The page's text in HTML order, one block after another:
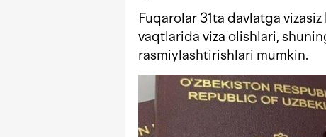
Fuqarolar 31ta davlatga
vaqtlarida viza olishlari,
rasmiylashtirishlari mumkin.